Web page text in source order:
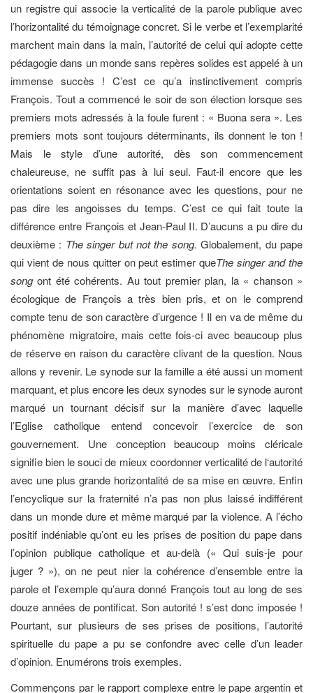
un registre qui associe la verticalité de la parole publique avec
l’horizontalité du témoignage concret. Si le verbe et l’exemplarité
marchent main dans la main, l’autorité de celui qui adopte cette
pédagogie dans un monde sans repères solides est appelé à un
immense succès ! C’est ce qu’a instinctivement compris
François. Tout a commencé le soir de son élection lorsque ses
premiers mots adressés à la foule furent : « Buona sera ». Les
premiers mots sont toujours déterminants, ils donnent le ton !
Mais le style d’une autorité, dès son commencement
chaleureuse, ne suffit pas à lui seul. Faut-il encore que les
orientations soient en résonance avec les questions, pour ne
pas dire les angoisses du temps. C’est ce qui fait toute la
différence entre François et Jean-Paul II. D’aucuns a pu dire du
deuxième : The singer but not the song. Globalement, du pape
qui vient de nous quitter on peut estimer queThe singer and the
songont été cohérents. Au tout premier plan, la « chanson »
écologique de François a très bien pris, et on le comprend
compte tenu de son caractère d’urgence ! Il en va de même du
phénomène migratoire, mais cette fois-ci avec beaucoup plus
de réserve en raison du caractère clivant de la question. Nous
allons y revenir. Le synode sur la famille a été aussi un moment
marquant, et plus encore les deux synodes sur le synode auront
marqué un tournant décisif sur la manière d’avec laquelle
l’Eglise catholique entend concevoir l’exercice de son
gouvernement. Une conception beaucoup moins cléricale
signifie bien le souci de mieux coordonner verticalité de l‘autorité
avec une plus grande horizontalité de sa mise en œuvre. Enfin
l’encyclique sur la fraternité n’a pas non plus laissé indifférent
dans un monde dure et même marqué par la violence. A l’écho
positif indéniable qu’ont eu les prises de position du pape dans
l’opinion publique catholique et au-delà (« Qui suis-je pour
juger ? »), on ne peut nier la cohérence d’ensemble entre la
parole et l’exemple qu’aura donné François tout au long de ses
douze années de pontificat. Son autorité ! s’est donc imposée !
Pourtant, sur plusieurs de ses prises de positions, l’autorité
spirituelle du pape a pu se confondre avec celle d’un leader
d’opinion. Enumérons trois exemples.
Commençons par le rapport complexe entre le pape argentin et